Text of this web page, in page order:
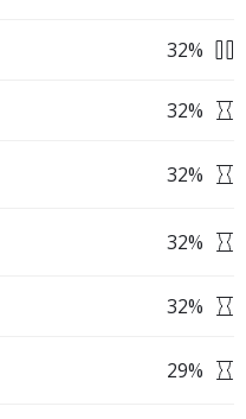
32%
32%
32%
32%
32%
29%